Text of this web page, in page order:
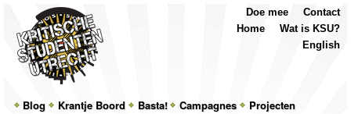
MainSkip
Skip
Blog Krantje Boord Basta! Campagnes
Projecten
Contact
Doe mee
Wat is KSU?
Home
English